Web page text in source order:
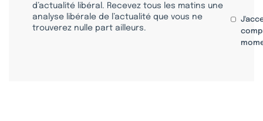
d’actualité libéral. Recevez tous les matins une
analyse libérale de l’actualité que vous ne
trouverez nulle part ailleurs.